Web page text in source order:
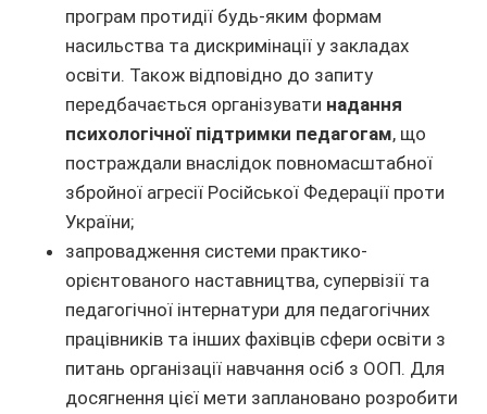
програм протидії будь-яким формам
насильства та дискримінації у закладах
освіти. Також відповідно до запиту
передбачається організувати надання
психологічної підтримки педагогам, що
постраждали внаслідок повномасштабної
збройної агресії Російської Федерації проти
України;
запровадження системи практико-
орієнтованого наставництва, супервізії та
педагогічної інтернатури для педагогічних
працівників та інших фахівців сфери освіти з
питань організації навчання осіб з ООП. Для
досягнення цієї мети заплановано розробити